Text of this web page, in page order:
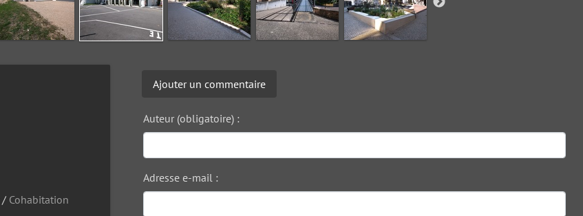
/ Cohabitation
Ajouter un commentaire
Auteur (obligatoire) :
Adresse e-mail :